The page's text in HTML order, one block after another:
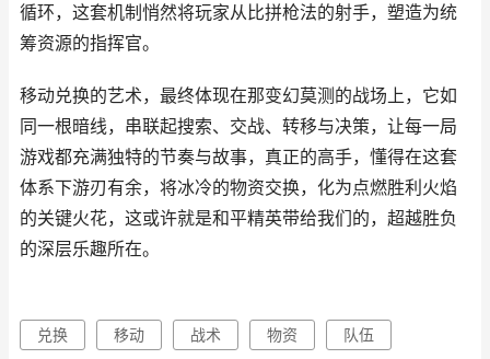
循环，这套机制悄然将玩家从比拼枪法的射手，塑造为统
筹资源的指挥官。
移动兑换的艺术，最终体现在那变幻莫测的战场上，它如
同一根暗线，串联起搜索、交战、转移与决策，让每一局
游戏都充满独特的节奏与故事，真正的高手，懂得在这套
体系下游刃有余，将冰冷的物资交换，化为点燃胜利火焰
的关键火花，这或许就是和平精英带给我们的，超越胜负
的深层乐趣所在。
兑换 移动 战术 物资 队伍